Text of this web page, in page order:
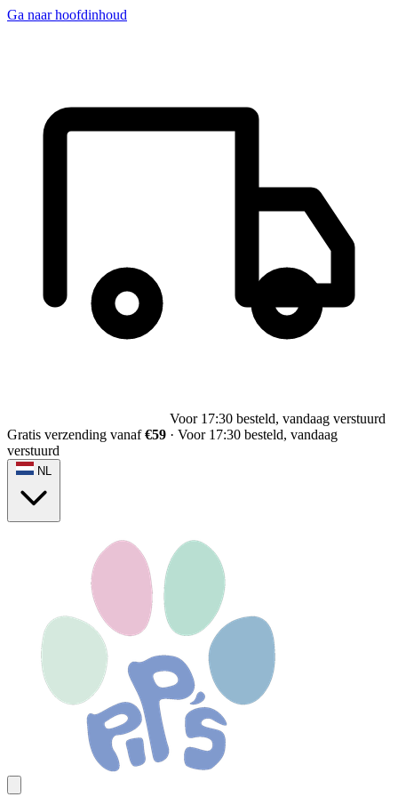
Ga naar hoofdinhoud
Voor 17:30 besteld, vandaag verstuurd
Gratis verzending vanaf€59 · Voor 17:30 besteld, vandaag
verstuurd
NL